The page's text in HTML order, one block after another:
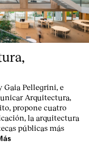
Gaia Pellegrini, e
Arquitectura,
propone cuatro
la arquitectura
públicas más